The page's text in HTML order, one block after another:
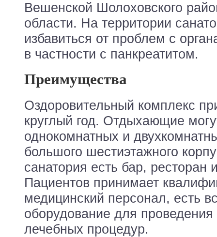
Вешенской Шолоховского
области. На территории
избавиться от проблем с
в частности с панкреатитом.
Преимущества
Оздоровительный комплекс
круглый год. Отдыхающие
однокомнатных и
большого шестиэтажного
санатория есть бар, ресторан
Пациентов принимает
медицинский персонал, есть
оборудование для проведения
лечебных процедур.